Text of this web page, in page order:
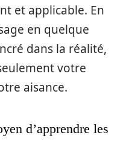
et applicable. En
en quelque
dans la réalité,
votre
aisance.
d’apprendre les